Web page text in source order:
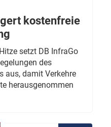
kostenfreie
setzt DB InfraGo
des
aus, damit Verkehre
herausgenommen